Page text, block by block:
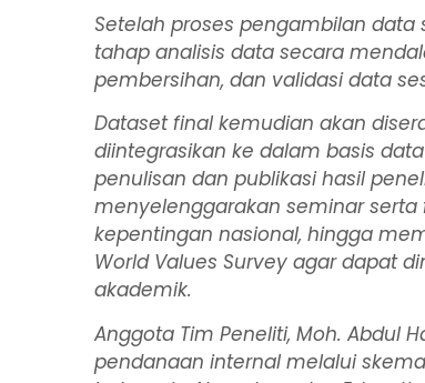
Setelah proses pengambilan data
tahap analisis data secara
pembersihan, dan validasi data
Dataset final kemudian akan
diintegrasikan ke dalam basis
penulisan dan publikasi hasil
menyelenggarakan seminar
kepentingan nasional, hingga
World Values Survey agar dapat
akademik.
Anggota Tim Peneliti, Moh. Abdul
pendanaan internal melalui